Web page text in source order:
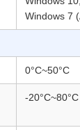
Windows 7
0°C~50°C
-20°C~80°C